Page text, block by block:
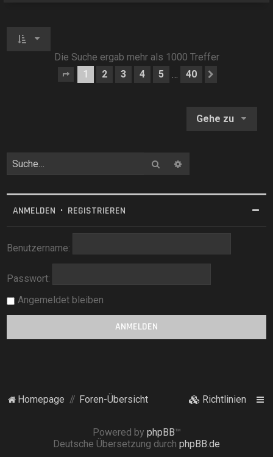
Die Suche ergab mehr als 1000 Treffer
Seite
1von
1 2 3 4 5 … 40
Gehe zu
Suche
ANMELDEN • REGISTRIEREN
Benutzername:
Passwort:
Angemeldet bleiben
Homepage Foren-Übersicht Richtlinien
Powered by phpBB™
Deutsche Übersetzung durch phpBB.de